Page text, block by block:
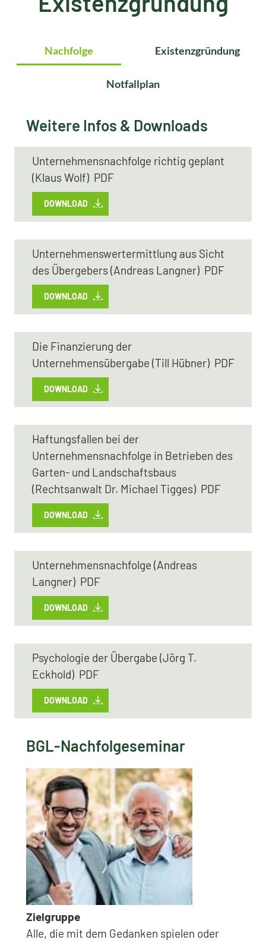
Nachfolge Existenzgründung
Notfallplan
Weitere Infos & Downloads
Unternehmensnachfolge richtig geplant
(Klaus Wolf) PDF
DOWNLOAD
Unternehmenswertermittlung aus Sicht
des Übergebers (Andreas Langner) PDF
DOWNLOAD
Die Finanzierung der
Unternehmensübergabe (Till Hübner) PDF
DOWNLOAD
Haftungsfallen bei der
Unternehmensnachfolge in Betrieben des
Garten- und Landschaftsbaus
(Rechtsanwalt Dr. Michael Tigges) PDF
DOWNLOAD
Unternehmensnachfolge (Andreas
Langner) PDF
DOWNLOAD
Psychologie der Übergabe (Jörg T.
Eckhold) PDF
DOWNLOAD
BGL-Nachfolgeseminar
Zielgruppe
Alle, die mit dem Gedanken spielen oder